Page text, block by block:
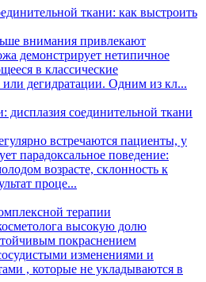
ткани: как выстроить
внимания привлекают
демонстрирует нетипичное
в классические
или дегидратации. Одним из кл...
соединительной ткани
встречаются пациенты, у
парадоксальное поведение:
возрасте, склонность к
проце...
терапии
высокую долю
покраснением
изменениями и
, которые не укладываются в